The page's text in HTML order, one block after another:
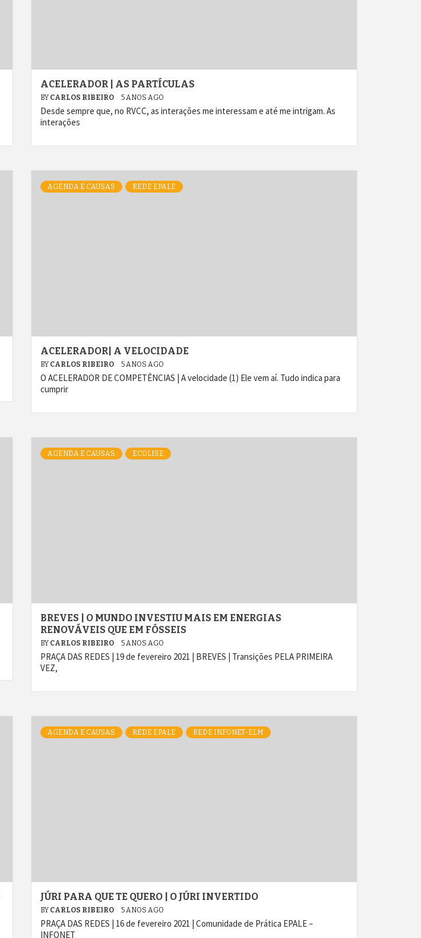
ACELERADOR | AS PARTÍCULAS
BY CARLOS RIBEIRO 5 ANOS AGO
Desde sempre que, no RVCC, as interações me interessam e até me intrigam. As
interações
AGENDA E CAUSAS REDE EPALE
ACELERADOR| A VELOCIDADE
BY CARLOS RIBEIRO 5 ANOS AGO
O ACELERADOR DE COMPETÊNCIAS | A velocidade (1) Ele vem aí. Tudo indica para
cumprir
AGENDA E CAUSAS ECOLISE
BREVES | O MUNDO INVESTIU MAIS EM ENERGIAS
RENOVÁVEIS QUE EM FÓSSEIS
BY CARLOS RIBEIRO 5 ANOS AGO
PRAÇA DAS REDES | 19 de fevereiro 2021 | BREVES | Transições PELA PRIMEIRA
VEZ,
AGENDA E CAUSAS REDE EPALE REDE INFONET-ELM
JÚRI PARA QUE TE QUERO | O JÚRI INVERTIDO
BY CARLOS RIBEIRO 5 ANOS AGO
PRAÇA DAS REDES | 16 de fevereiro 2021 | Comunidade de Prática EPALE –
INFONET